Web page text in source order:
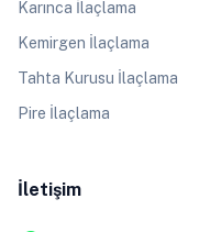
Karınca İlaçlama
Kemirgen İlaçlama
Tahta Kurusu İlaçlama
Pire İlaçlama
İletişim